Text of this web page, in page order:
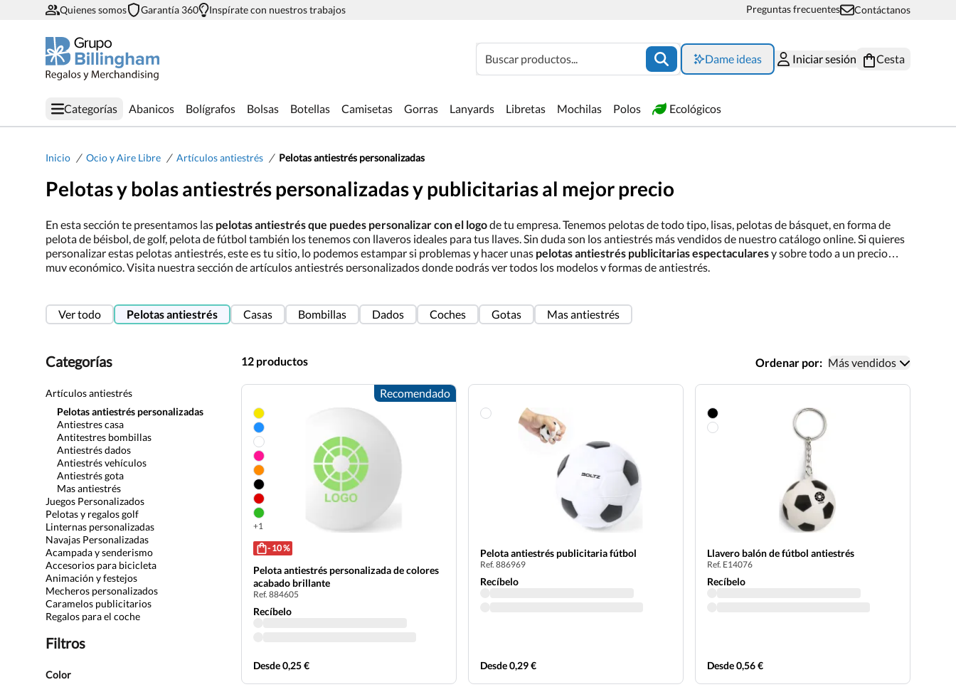
Quienes somos Garantía 360 Inspírate con nuestros trabajos Preguntas frecuentes Contáctanos
Buscar productos... Dame ideas Iniciar sesión Cesta
Categorías Abanicos Bolígrafos Bolsas Botellas Camisetas Gorras Lanyards Libretas Mochilas Polos Ecológicos
Inicio / Ocio y Aire Libre / Artículos antiestrés / Pelotas antiestrés personalizadas
Pelotas y bolas antiestrés personalizadas y publicitarias al mejor precio
En esta sección te presentamos las pelotas antiestrés que puedes personalizar con el logode tu empresa. Tenemos pelotas de todo tipo, lisas, pelotas de básquet, en forma de
pelota de béisbol, de golf, pelota de fútbol también los tenemos con llaveros ideales para tus llaves. Sin duda son los antiestrés más vendidos de nuestro catálogo online. Si quieres
personalizar estas pelotas antiestrés, este es tu sitio, lo podemos estampar si problemas y hacer unas pelotas antiestrés publicitarias espectacularesy sobre todo a un precio
muy económico. Visita nuestra sección de artículos antiestrés personalizados donde podrás ver todos los modelos y formas de antiestrés.
Ver todo Pelotas antiestrés Casas Bombillas Dados Coches Gotas Mas antiestrés
Categorías
Artículos antiestrés
Pelotas antiestrés personalizadas
Antiestres casa
Antitestres bombillas
Antiestrés dados
Antiestrés vehículos
Antiestrés gota
Mas antiestrés
Juegos Personalizados
Pelotas y regalos golf
Linternas personalizadas
Navajas Personalizadas
Acampada y senderismo
Accesorios para bicicleta
Animación y festejos
Mecheros personalizados
Caramelos publicitarios
Regalos para el coche
Filtros
Color
12 productos Ordenar por: Más vendidos
Recomendado
+1
- 10 %
Pelota antiestrés personalizada de colores
acabado brillante
Ref. 884605
Recíbelo
Desde 0,25 €
Pelota antiestrés publicitaria fútbol
Ref. 886969
Recíbelo
Desde 0,29 €
Llavero balón de fútbol antiestrés
Ref. E14076
Recíbelo
Desde 0,56 €